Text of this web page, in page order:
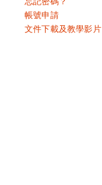
帳號申請
文件下載及教學影片